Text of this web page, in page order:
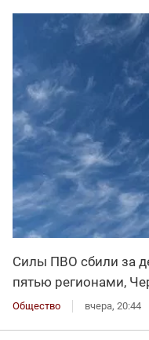
Силы ПВО сбили за
пятью регионами,
Общество вчера, 20:44